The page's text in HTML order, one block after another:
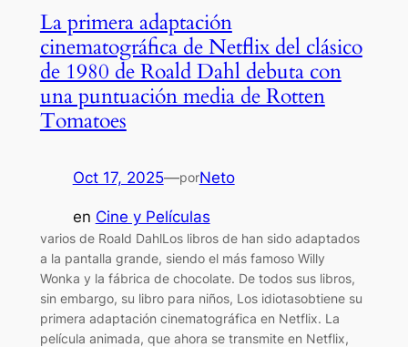
La primera adaptación
cinematográfica de Netflix del clásico
de 1980 de Roald Dahl debuta con
una puntuación media de Rotten
Tomatoes
Oct 17, 2025—porNeto
en Cine y Películas
varios de Roald DahlLos libros de han sido adaptados
a la pantalla grande, siendo el más famoso Willy
Wonka y la fábrica de chocolate. De todos sus libros,
sin embargo, su libro para niños, Los idiotasobtiene su
primera adaptación cinematográfica en Netflix. La
película animada, que ahora se transmite en Netflix,